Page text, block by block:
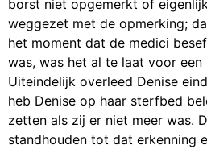
borst niet opgemerkt of
weggezet met de opmerking;
het moment dat de medici
was, was het al te laat voor een
Uiteindelijk overleed Denise
heb Denise op haar sterfbed
zetten als zij er niet meer was.
standhouden tot dat erkenning